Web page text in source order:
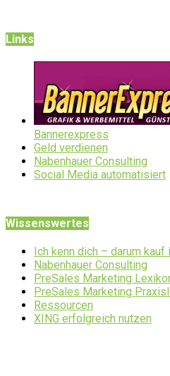
Links
Bannerexpress
Geld verdienen
Nabenhauer Consulting
Social Media automatisiert
Wissenswertes
Ich kenn dich – darum kauf
Nabenhauer Consulting
PreSales Marketing
PreSales Marketing
Ressourcen
XING erfolgreich nutzen